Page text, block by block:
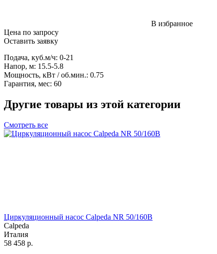
В избранное
Цена по запросу
Оставить заявку
Подача, куб.м/ч: 0-21
Напор, м: 15.5-5.8
Мощность, кВт / об.мин.: 0.75
Гарантия, мес: 60
Другие товары из этой категории
Смотреть все
Циркуляционный насос Calpeda NR 50/160B
Calpeda
Италия
58 458 р.